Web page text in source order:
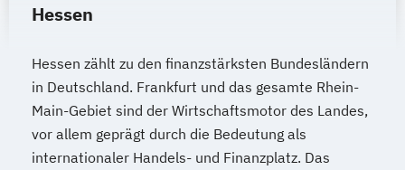
Hessen
Hessen zählt zu den finanzstärksten Bundesländern
in Deutschland. Frankfurt und das gesamte Rhein-
Main-Gebiet sind der Wirtschaftsmotor des Landes,
vor allem geprägt durch die Bedeutung als
internationaler Handels- und Finanzplatz. Das